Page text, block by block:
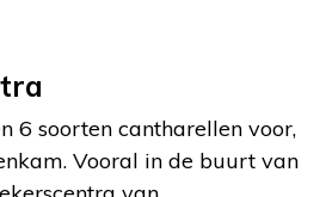
6 soorten cantharellen voor,
Vooral in de buurt van